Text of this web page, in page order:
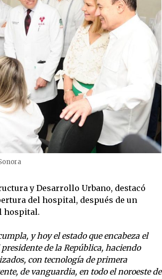
y Desarrollo Urbano, destacó
del hospital, después de un
hospital.
y hoy el estado que encabeza el
de la República, haciendo
con tecnología de primera
de vanguardia, en todo el noroeste de